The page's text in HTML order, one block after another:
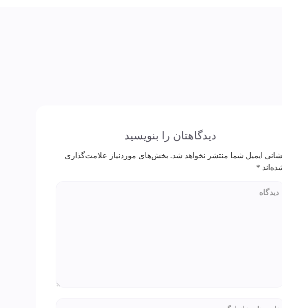
دیدگاهتان را بنویسید
ایمیل شما منتشر نخواهد شد. بخش‌های موردنیاز علامت‌گذاری
*